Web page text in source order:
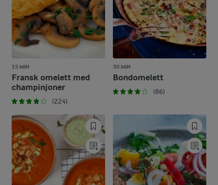
15 MIN
Fransk omelett med
champinjoner
(224)
30 MIN
Bondomelett
(86)